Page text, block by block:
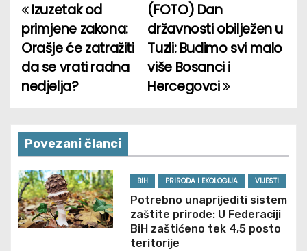
P
o
s
n
a
v
i
(FOTO) Dan
državnosti obilježen u
Tuzli: Budimo svi malo
više Bosanci i
Hercegovci
Izuzetak od
primjene zakona:
Orašje će zatražiti
da se vrati radna
nedjelja?
Povezani članci
BIH PRIRODA I EKOLOGIJA VIJESTI
Potrebno unaprijediti sistem
zaštite prirode: U Federaciji
BiH zaštićeno tek 4,5 posto
teritorije